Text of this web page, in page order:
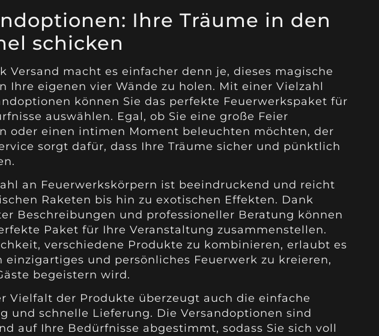
Ihre Träume in den
schicken
Versand macht es einfacher denn je, dieses magische
Ihre eigenen vier Wände zu holen. Mit einer Vielzahl
können Sie das perfekte Feuerwerkspaket für
auswählen. Egal, ob Sie eine große Feier
oder einen intimen Moment beleuchten möchten, der
sorgt dafür, dass Ihre Träume sicher und pünktlich
an Feuerwerkskörpern ist beeindruckend und reicht
Raketen bis hin zu exotischen Effekten. Dank
Beschreibungen und professioneller Beratung können
Paket für Ihre Veranstaltung zusammenstellen.
verschiedene Produkte zu kombinieren, erlaubt es
einzigartiges und persönliches Feuerwerk zu kreieren,
begeistern wird.
Vielfalt der Produkte überzeugt auch die einfache
und schnelle Lieferung. Die Versandoptionen sind
auf Ihre Bedürfnisse abgestimmt, sodass Sie sich voll